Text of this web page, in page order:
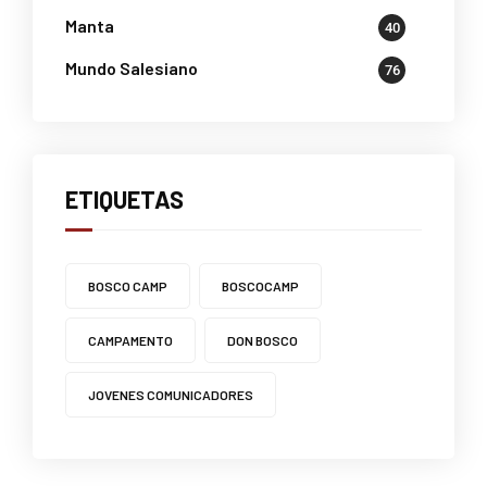
Manta 40
Mundo Salesiano 76
ETIQUETAS
BOSCO CAMP BOSCOCAMP
CAMPAMENTO DON BOSCO
JOVENES COMUNICADORES